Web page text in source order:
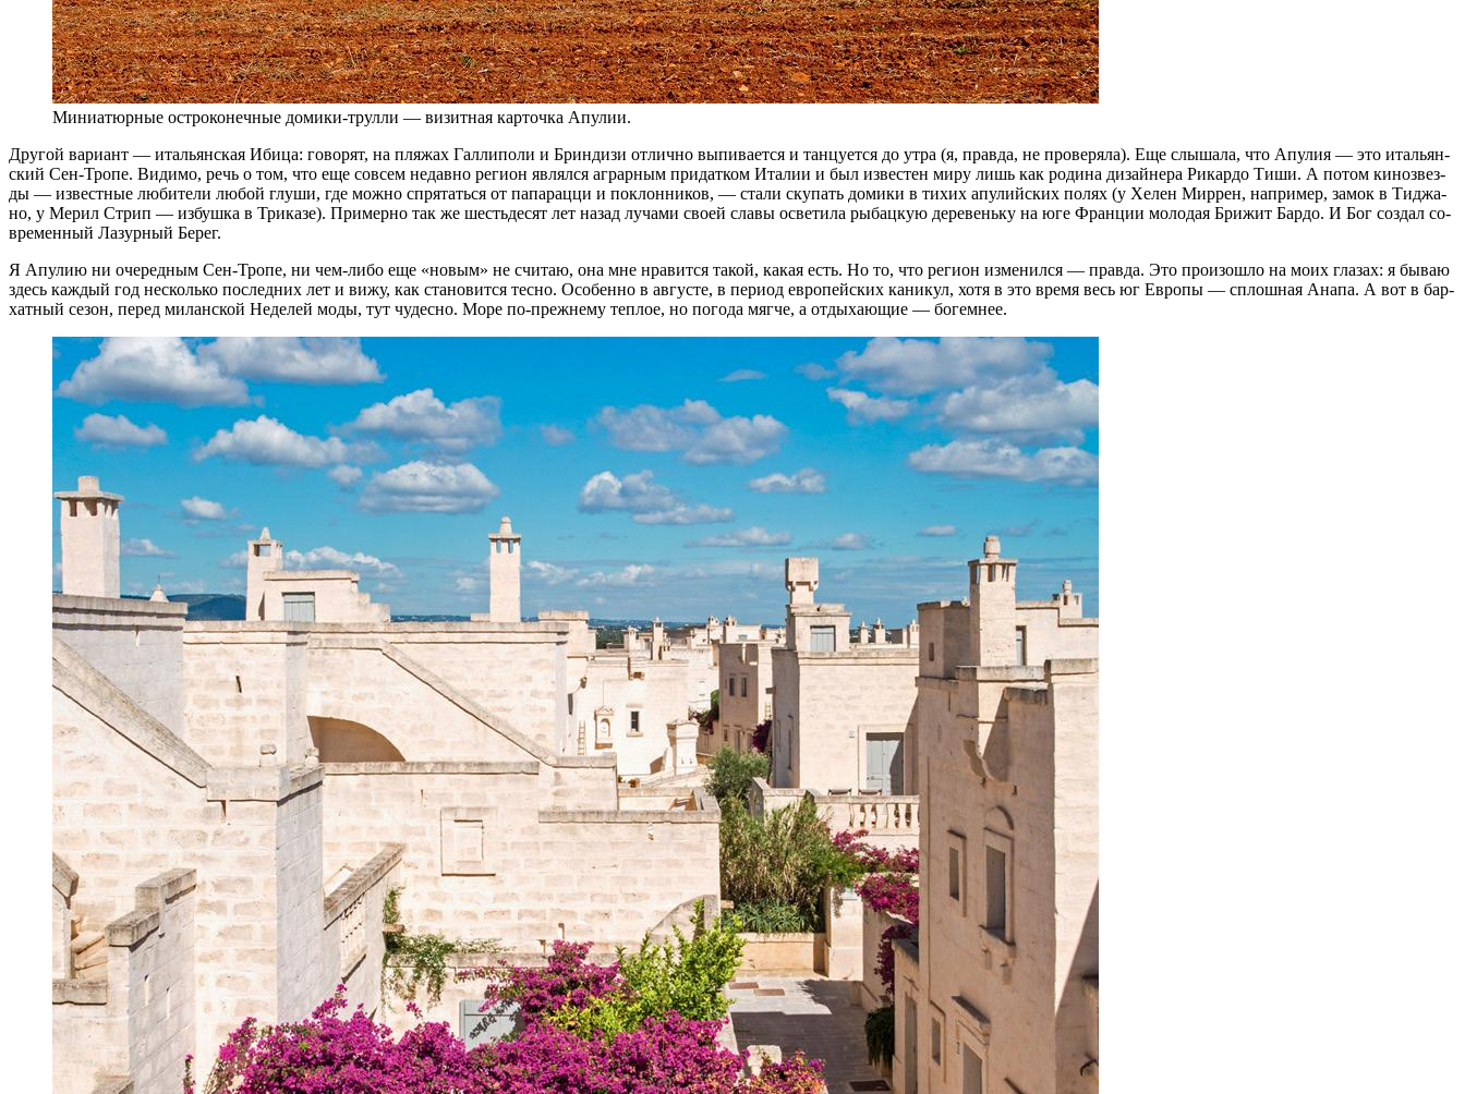
Мини­а­тюр­ные ост­ро­ко­неч­ные до­ми­ки-трул­ли — ви­зит­ная кар­точ­ка Апулии.
Дру­гой ва­ри­ант — ита­льян­ская Иби­ца: го­во­рят, на пля­жах Гал­ли­по­ли и Брин­ди­зи от­лич­но вы­пи­ва­ет­ся и тан­цу­ет­ся до утра (я, прав­да, не про­ве­ря­ла). Еще слы­ша­ла, что Апу­лия — это ита­льян­
ский Сен-Тро­пе. Види­мо, речь о том, что еще со­всем не­дав­но ре­ги­он яв­лял­ся аг­рар­ным при­дат­ком Ита­лии и был из­ве­стен миру лишь как ро­ди­на ди­зай­не­ра Рикар­до Тиши. А по­том ки­но­звез­
ды — из­вест­ные лю­би­те­ли лю­бой глу­ши, где мож­но спря­тать­ся от па­па­рац­ци и по­клон­ни­ков, — ста­ли ску­пать до­ми­ки в ти­хих апу­лий­ских по­лях (у Хелен Мир­рен, на­при­мер, за­мок в Тиджа­
но, у Мерил Стрип — из­буш­ка в Три­ка­зе). При­мер­но так же шесть­де­сят лет на­зад лу­ча­ми сво­ей сла­вы осве­ти­ла ры­бац­кую де­ре­вень­ку на юге Фран­ции мо­ло­дая Бри­жит Бар­до. И Бог со­здал со­
вре­мен­ный Лазур­ный Берег.
Я Апу­лию ни оче­ред­ным Сен-Тро­пе, ни чем-либо еще «но­вым» не счи­таю, она мне нра­вит­ся та­кой, ка­кая есть. Но то, что ре­ги­он из­ме­нил­ся — прав­да. Это про­изо­шло на моих гла­зах: я бы­ваю
здесь каж­дый год не­сколь­ко по­след­них лет и вижу, как ста­но­вит­ся тес­но. Осо­бен­но в ав­гу­сте, в пе­ри­од ев­ро­пей­ских ка­ни­кул, хотя в это вре­мя весь юг Евро­пы — сплош­ная Ана­па. А вот в бар­
хат­ный се­зон, пе­ред ми­лан­ской Неде­лей моды, тут чу­дес­но. Море по-преж­не­му теп­лое, но по­го­да мяг­че, а от­ды­ха­ю­щие — богемнее.